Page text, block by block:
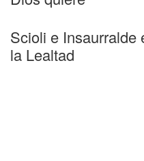
Scioli e Insaurralde
la Lealtad